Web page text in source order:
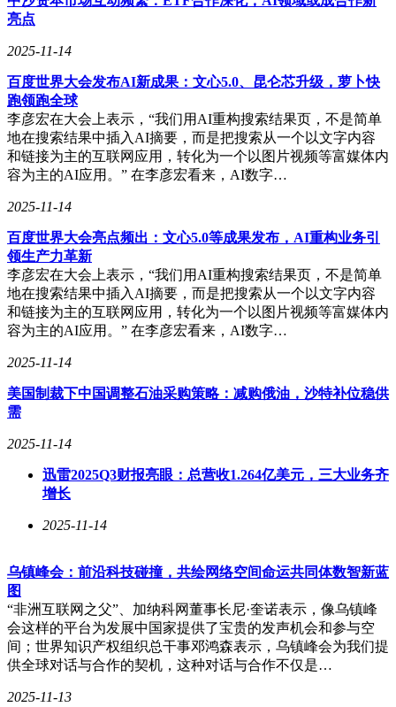
亮点
2025-11-14
百度世界大会发布AI新成果：文心5.0、昆仑芯升级，萝卜快
跑领跑全球
李彦宏在大会上表示，“我们用AI重构搜索结果页，不是简单
地在搜索结果中插入AI摘要，而是把搜索从一个以文字内容
和链接为主的互联网应用，转化为一个以图片视频等富媒体内
容为主的AI应用。” 在李彦宏看来，AI数字…
2025-11-14
百度世界大会亮点频出：文心5.0等成果发布，AI重构业务引
领生产力革新
李彦宏在大会上表示，“我们用AI重构搜索结果页，不是简单
地在搜索结果中插入AI摘要，而是把搜索从一个以文字内容
和链接为主的互联网应用，转化为一个以图片视频等富媒体内
容为主的AI应用。” 在李彦宏看来，AI数字…
2025-11-14
美国制裁下中国调整石油采购策略：减购俄油，沙特补位稳供
需
2025-11-14
迅雷2025Q3财报亮眼：总营收1.264亿美元，三大业务齐
增长
2025-11-14
乌镇峰会：前沿科技碰撞，共绘网络空间命运共同体数智新蓝
图
“非洲互联网之父”、加纳科网董事长尼·奎诺表示，像乌镇峰
会这样的平台为发展中国家提供了宝贵的发声机会和参与空
间；世界知识产权组织总干事邓鸿森表示，乌镇峰会为我们提
供全球对话与合作的契机，这种对话与合作不仅是…
2025-11-13